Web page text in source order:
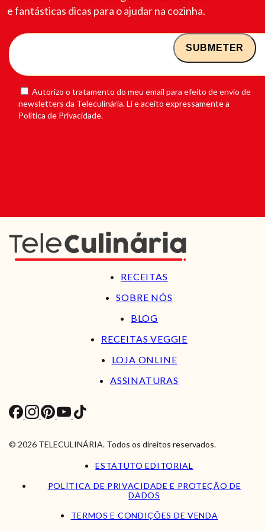
e fantásticas dicas para o ajudar na cozinha.
Autorizo o tratamento do meu email para efeito de envio de
newsletters da Teleculinária. Li e aceito expressamente a
Política de Privacidade.
RECEITAS
SOBRE NÓS
BLOG
RECEITAS VEGGIE
LOJA ONLINE
ASSINATURAS
© 2026 TELECULINÁRIA. Todos os direitos reservados.
ESTATUTO EDITORIAL
POLÍTICA DE PRIVACIDADE E PROTEÇÃO DE
DADOS
TERMOS E CONDIÇÕES DE VENDA